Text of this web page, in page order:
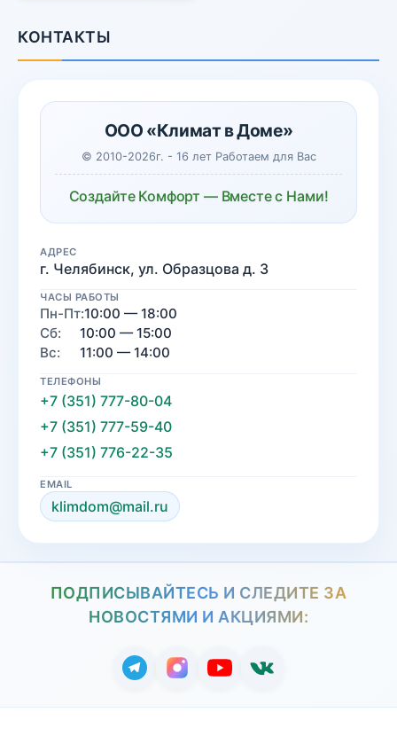
КОНТАКТЫ
ООО «Климат в Доме»
© 2010-2026г. - 16 лет Работаем для Вас
Создайте Комфорт — Вместе с Нами!
АДРЕС
г. Челябинск, ул. Образцова д. 3
ЧАСЫ РАБОТЫ
Пн-Пт:10:00 — 18:00
Сб:
10:00 — 15:00
Вс:
11:00 — 14:00
ТЕЛЕФОНЫ
+7 (351) 777-80-04
+7 (351) 777-59-40
+7 (351) 776-22-35
EMAIL
klimdom@mail.ru
ПОДПИСЫВАЙТЕСЬ И СЛЕДИТЕ ЗА
НОВОСТЯМИ И АКЦИЯМИ: